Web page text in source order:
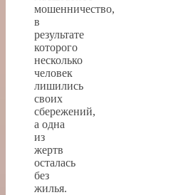
мошенничество,
в
результате
которого
несколько
человек
лишились
своих
сбережений,
а одна
из
жертв
осталась
без
жилья.